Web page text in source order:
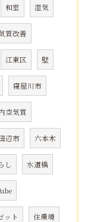
和室 湿気
質改善
江東区 壁
寝屋川市
空気質
辺市 六本木
し 水道橋
ット 住環境